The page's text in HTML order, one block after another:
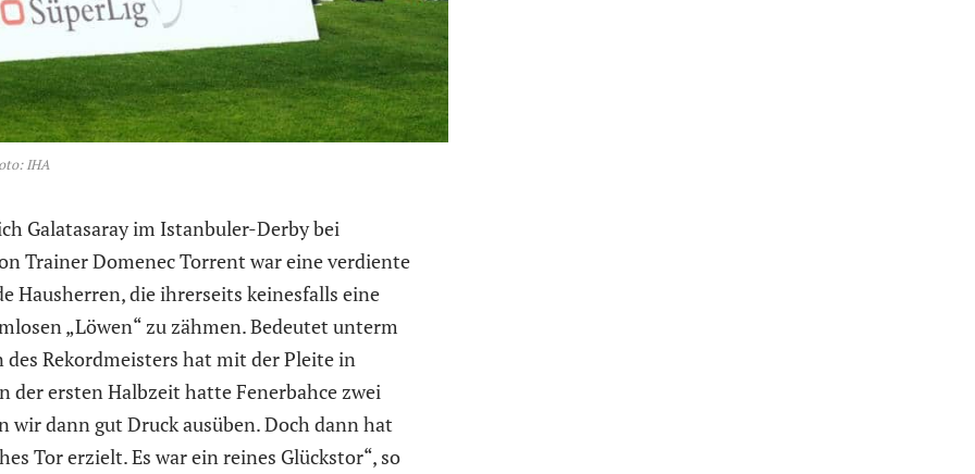
IHA
Galatasaray im Istanbuler-Derby bei
Trainer Domenec Torrent war eine verdiente
Hausherren, die ihrerseits keinesfalls eine
„Löwen“ zu zähmen. Bedeutet unterm
Rekordmeisters hat mit der Pleite in
der ersten Halbzeit hatte Fenerbahce zwei
dann gut Druck ausüben. Doch dann hat
Tor erzielt. Es war ein reines Glückstor“, so